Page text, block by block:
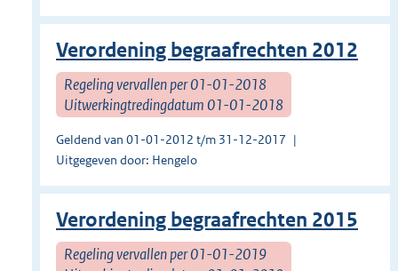
Verordening begraafrechten 2012
Regeling vervallen per 01-01-2018
Uitwerkingtredingdatum 01-01-2018
Geldend van 01-01-2012 t/m 31-12-2017
Uitgegeven door: Hengelo
Verordening begraafrechten 2015
Regeling vervallen per 01-01-2019